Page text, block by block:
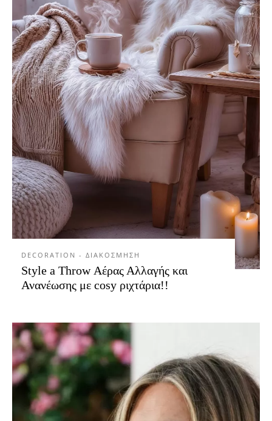
DECORATION - ΔΙΑΚΟΣΜΗΣΗ
Style a Throw Αέρας Αλλαγής και
Ανανέωσης με cosy ριχτάρια!!